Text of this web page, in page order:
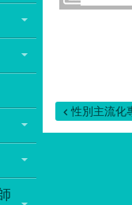
性別主流化